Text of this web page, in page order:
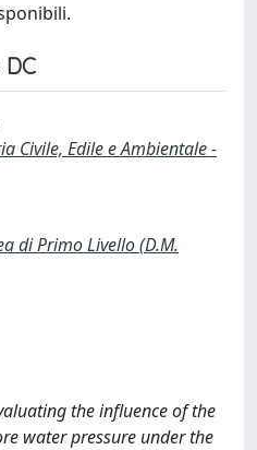
DC
Civile, Edile e Ambientale -
di Primo Livello (D.M.
the influence of the
water pressure under the